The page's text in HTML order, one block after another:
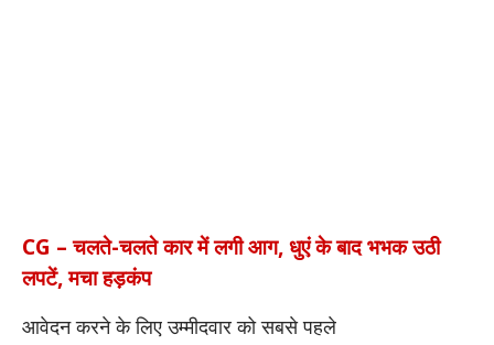
CG – चलते-चलते कार में लगी आग, धुएं के बाद भभक उठी
लपटें, मचा हड़कंप
आवेदन करने के लिए उम्मीदवार को सबसे पहले